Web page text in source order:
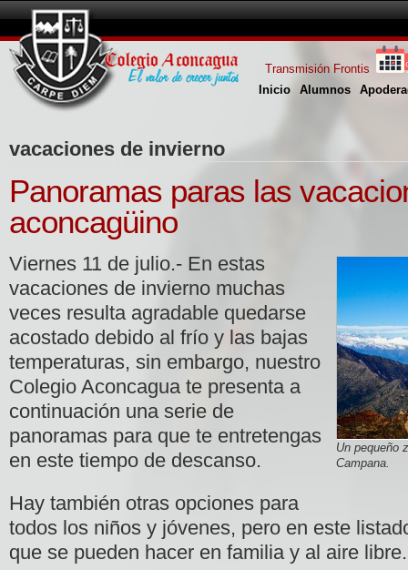
Inicio Alumnos
Transmisión Frontis
vacaciones de invierno
Panoramas paras las
aconcagüino
Un pequeño
Campana.
Viernes 11 de julio.- En estas
vacaciones de invierno muchas
veces resulta agradable quedarse
acostado debido al frío y las bajas
temperaturas, sin embargo, nuestro
Colegio Aconcagua te presenta a
continuación una serie de
panoramas para que te entretengas
en este tiempo de descanso.
Hay también otras opciones para
todos los niños y jóvenes, pero en este
que se pueden hacer en familia y al aire